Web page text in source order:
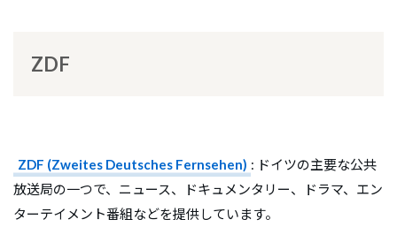
ZDF
ZDF (Zweites Deutsches Fernsehen) : ドイツの主要な公共
放送局の一つで、ニュース、ドキュメンタリー、ドラマ、エン
ターテイメント番組などを提供しています。